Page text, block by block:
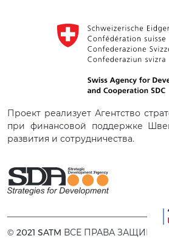
Проект реализует Агентство
при финансовой поддержке
развития и сотрудничества.
© 2021 SATM ВСЕ ПРАВА